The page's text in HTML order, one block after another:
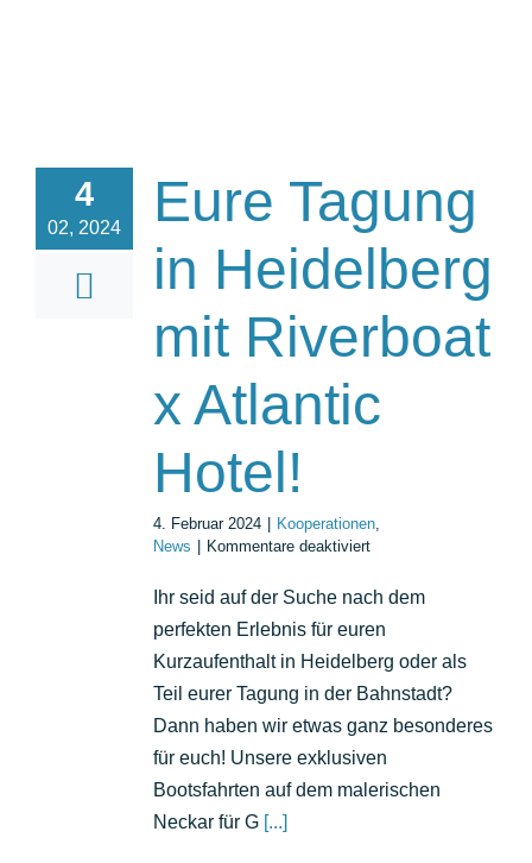
4
02, 2024
Eure Tagung
in Heidelberg
mit Riverboat
x Atlantic
Hotel!
4. Februar 2024 | Kooperationen
News | Kommentare deaktiviertfür
Tagung
Heidelberg
mit
x
Atlantic
Ihr seid auf der Suche nach dem
perfekten Erlebnis für euren
Kurzaufenthalt in Heidelberg oder als
Teil eurer Tagung in der Bahnstadt?
Dann haben wir etwas ganz besonderes
für euch! Unsere exklusiven
Bootsfahrten auf dem malerischen
Neckar für G [...]